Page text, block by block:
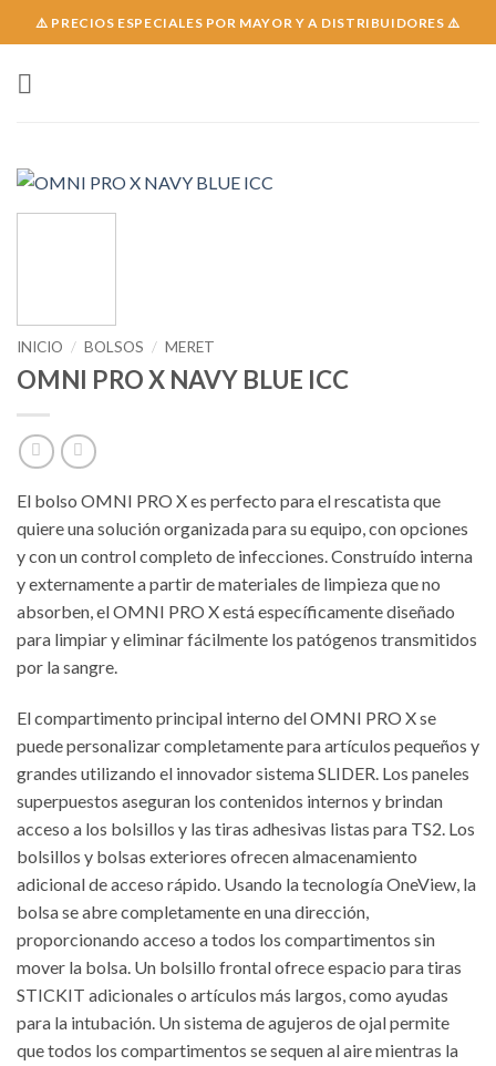
to
⚠️ PRECIOS ESPECIALES POR MAYOR Y A DISTRIBUIDORES ⚠️
INICIO / BOLSOS / MERET
OMNI PRO X NAVY BLUE ICC
El bolso OMNI PRO X es perfecto para el rescatista que
quiere una solución organizada para su equipo, con opciones
y con un control completo de infecciones. Construído interna
y externamente a partir de materiales de limpieza que no
absorben, el OMNI PRO X está específicamente diseñado
para limpiar y eliminar fácilmente los patógenos transmitidos
por la sangre.
El compartimento principal interno del OMNI PRO X se
puede personalizar completamente para artículos pequeños y
grandes utilizando el innovador sistema SLIDER. Los paneles
superpuestos aseguran los contenidos internos y brindan
acceso a los bolsillos y las tiras adhesivas listas para TS2. Los
bolsillos y bolsas exteriores ofrecen almacenamiento
adicional de acceso rápido. Usando la tecnología OneView, la
bolsa se abre completamente en una dirección,
proporcionando acceso a todos los compartimentos sin
mover la bolsa. Un bolsillo frontal ofrece espacio para tiras
STICKIT adicionales o artículos más largos, como ayudas
para la intubación. Un sistema de agujeros de ojal permite
que todos los compartimentos se sequen al aire mientras la